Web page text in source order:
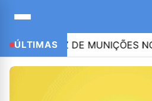
ÚLTIMASDE MUNIÇÕES NOS EUA